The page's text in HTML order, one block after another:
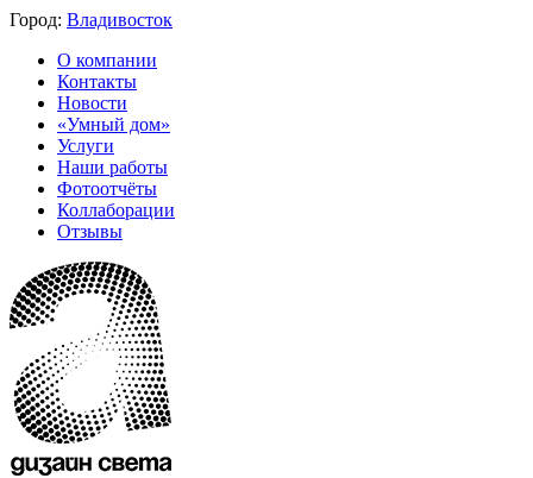
Город: Владивосток
О компании
Контакты
Новости
«Умный дом»
Услуги
Наши работы
Фотоотчёты
Коллаборации
Отзывы